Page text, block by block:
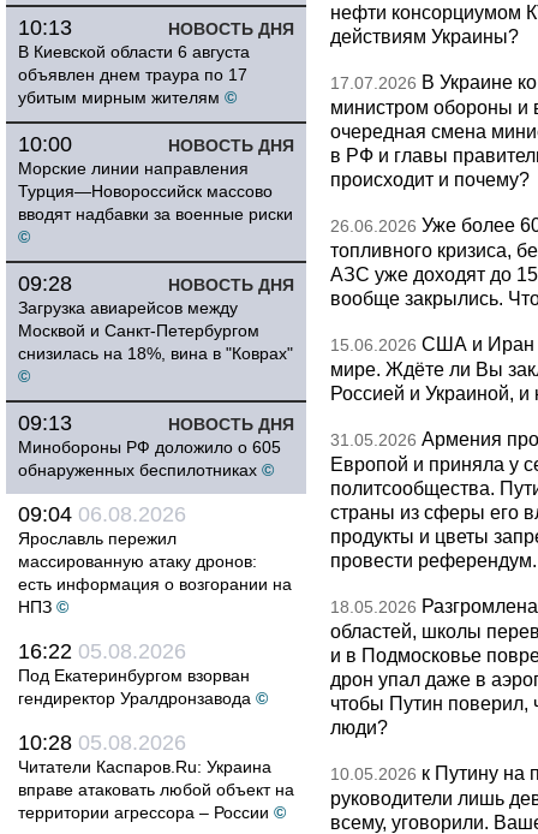
НОВОСТЬ ДНЯ
10:13
В Киевской области 6 августа
объявлен днем траура по 17
убитым мирным жителям ©
НОВОСТЬ ДНЯ
10:00
Морские линии направления
Турция—Новороссийск массово
вводят надбавки за военные риски
©
НОВОСТЬ ДНЯ
09:28
Загрузка авиарейсов между
Москвой и Санкт-Петербургом
снизилась на 18%, вина в "Коврах"
©
НОВОСТЬ ДНЯ
09:13
Минобороны РФ доложило о 605
обнаруженных беспилотниках ©
09:04 06.08.2026
Ярославль пережил
массированную атаку дронов:
есть информация о возгорании на
НПЗ ©
16:22 05.08.2026
Под Екатеринбургом взорван
гендиректор Уралдронзавода ©
10:28 05.08.2026
Читатели Каспаров.Ru: Украина
вправе атаковать любой объект на
территории агрессора – России ©
нефти консорциумом
действиям Украины?
17.07.2026 В Украине
министром обороны и
очередная смена
в РФ и главы
происходит и почему?
26.06.2026 Уже более
топливного кризиса,
АЗС уже доходят до
вообще закрылись.
15.06.2026 США и Иран
мире. Ждёте ли Вы
Россией и Украиной,
31.05.2026 Армения
Европой и приняла у
политсообщества.
страны из сферы его
продукты и цветы
провести
18.05.2026
областей, школы
и в Подмосковье
дрон упал даже в
чтобы Путин поверил,
люди?
10.05.2026 к Путину на
руководители лишь
всему, уговорили.